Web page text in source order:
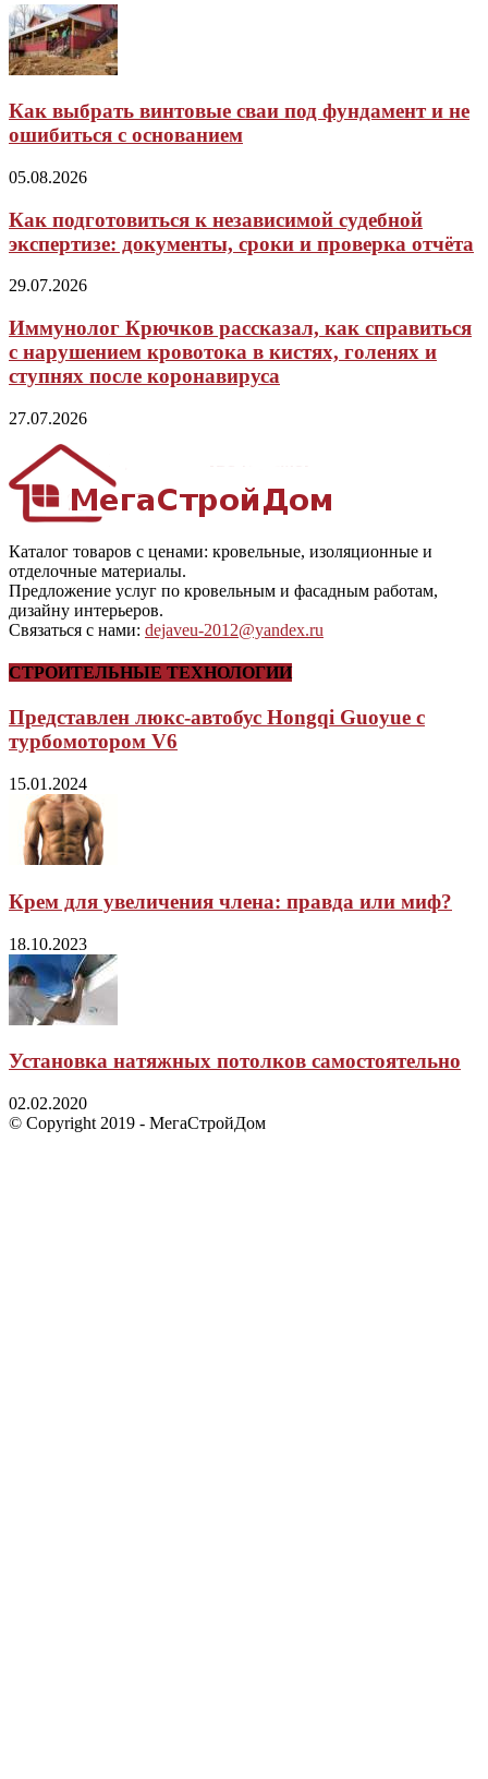
Как выбрать винтовые сваи под фундамент и не
ошибиться с основанием
05.08.2026
Как подготовиться к независимой судебной
экспертизе: документы, сроки и проверка отчёта
29.07.2026
Иммунолог Крючков рассказал, как справиться
с нарушением кровотока в кистях, голенях и
ступнях после коронавируса
27.07.2026
Каталог товаров с ценами: кровельные, изоляционные и
отделочные материалы.
Предложение услуг по кровельным и фасадным работам,
дизайну интерьеров.
Связаться с нами: dejaveu-2012@yandex.ru
СТРОИТЕЛЬНЫЕ ТЕХНОЛОГИИ
Представлен люкс-автобус Hongqi Guoyue с
турбомотором V6
15.01.2024
Крем для увеличения члена: правда или миф?
18.10.2023
Установка натяжных потолков самостоятельно
02.02.2020
© Copyright 2019 - МегаСтройДом